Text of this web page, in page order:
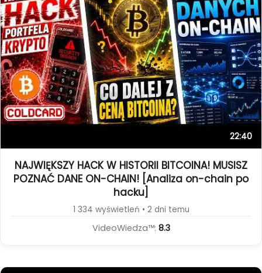
22:40
NAJWIĘKSZY HACK W HISTORII BITCOINA! MUSISZ
POZNAĆ DANE ON-CHAIN! [Analiza on-chain po
hacku]
1 334 wyświetleń • 2 dni temu
VideoWiedza™: 8.3